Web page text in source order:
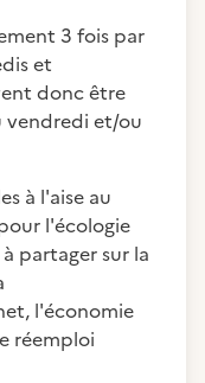
3 fois par
et
donc être
vendredi et/ou
à l'aise au
l'écologie
partager sur la
l'économie
réemploi